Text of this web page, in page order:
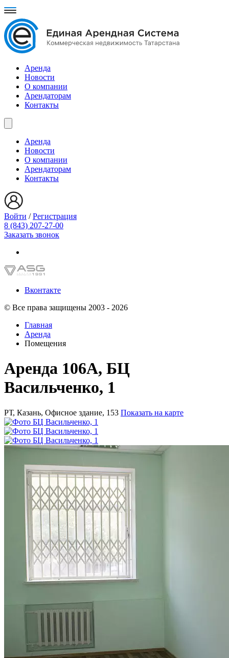
Аренда
Новости
О компании
Арендаторам
Контакты
Аренда
Новости
О компании
Арендаторам
Контакты
Войти /Регистрация
8 (843) 207-27-00
Заказать звонок
Вконтакте
© Все права защищены 2003 - 2026
Главная
Аренда
Помещения
Аренда 106А, БЦ
Васильченко, 1
РТ, Казань, Офисное здание, 153 Показать на карте